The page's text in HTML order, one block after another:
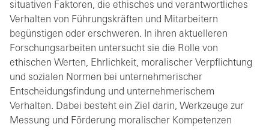
situativen Faktoren, die ethisches und verantwortliches
Verhalten von Führungskräften und Mitarbeitern
begünstigen oder erschweren. In ihren aktuelleren
Forschungsarbeiten untersucht sie die Rolle von
ethischen Werten, Ehrlichkeit, moralischer Verpflichtung
und sozialen Normen bei unternehmerischer
Entscheidungsfindung und unternehmerischem
Verhalten. Dabei besteht ein Ziel darin, Werkzeuge zur
Messung und Förderung moralischer Kompetenzen